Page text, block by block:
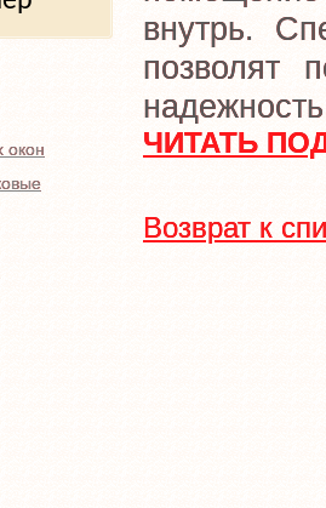
окон
внутрь.
позволят
ЧИТАТЬ
Возврат к